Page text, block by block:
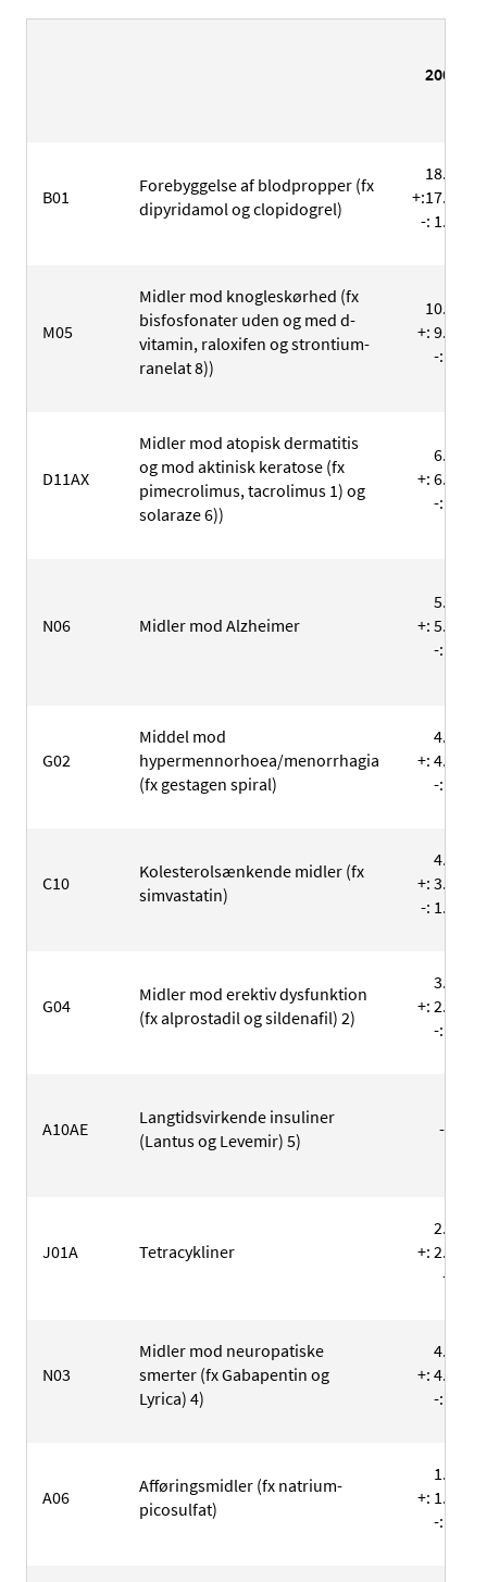
2003
B01
Forebyggelse af blodpropper (fx
dipyridamol og clopidogrel)
18.831
+:17.587
-: 1.244
M05
Midler mod knogleskørhed (fx
bisfosfonater uden og med d-
vitamin, raloxifen og strontium-
ranelat 8))
10.678
+: 9.680
-: 998
D11AX
Midler mod atopisk dermatitis
og mod aktinisk keratose (fx
pimecrolimus, tacrolimus 1) og
solaraze 6))
6.631
+: 6.274
-: 205
N06 Midler mod Alzheimer
5.882
+: 5.730
-: 152
G02
Middel mod
hypermennorhoea/menorrhagia
(fx gestagen spiral)
4.336
+: 4.129
-: 207
C10
Kolesterolsænkende midler (fx
simvastatin)
4.883
+: 3.565
-: 1.318
G04
Midler mod erektiv dysfunktion
(fx alprostadil og sildenafil) 2)
3.024
+: 2.473
-: 551
A10AE
Langtidsvirkende insuliner
(Lantus og Levemir) 5)
-
J01A Tetracykliner
2.339
+: 2.329
-: 10
N03
Midler mod neuropatiske
smerter (fx Gabapentin og
Lyrica) 4)
4.949
+: 4.723
-: 226
A06
Afføringsmidler (fx natrium-
picosulfat)
1.780
+: 1.664
-: 116